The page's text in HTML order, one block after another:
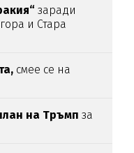
заради
и Стара
смее се на
на Тръмп за